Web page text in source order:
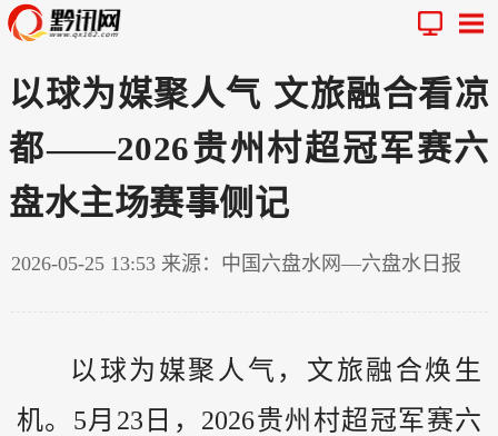
以球为媒聚人气 文旅融合看凉
都——2026贵州村超冠军赛六
盘水主场赛事侧记
2026-05-25 13:53 来源：中国六盘水网—六盘水日报
以球为媒聚人气，文旅融合焕生
机。5月23日，2026贵州 村超冠军赛六